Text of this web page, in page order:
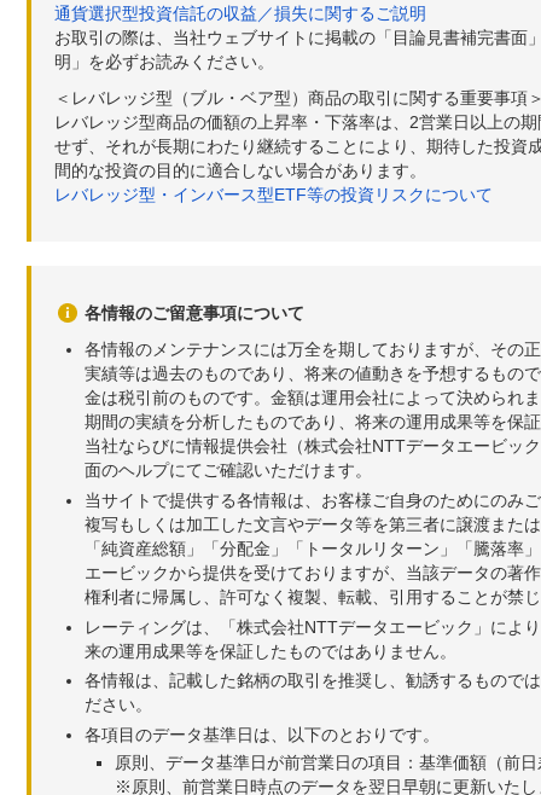
通貨選択型投資信託の収益／損失に関するご説明
お取引の際は、当社ウェブサイトに掲載の「目論見書補完書
明」を必ずお読みください。
＜レバレッジ型（ブル・ベア型）商品の取引に関する重要事項
レバレッジ型商品の価額の上昇率・下落率は、2営業日以上の
せず、それが長期にわたり継続することにより、期待した投
間的な投資の目的に適合しない場合があります。
レバレッジ型・インバース型ETF等の投資リスクについて
各情報のご留意事項について
各情報のメンテナンスには万全を期しておりますが、その
実績等は過去のものであり、将来の値動きを予想するもの
金は税引前のものです。金額は運用会社によって決められ
期間の実績を分析したものであり、将来の運用成果等を保
当社ならびに情報提供会社（株式会社NTTデータエービッ
面のヘルプにてご確認いただけます。
当サイトで提供する各情報は、お客様ご自身のためにのみ
複写もしくは加工した文言やデータ等を第三者に譲渡また
「純資産総額」「分配金」「トータルリターン」「騰落
エービックから提供を受けておりますが、当該データの著
権利者に帰属し、許可なく複製、転載、引用することが禁
レーティングは、「株式会社NTTデータエービック」によ
来の運用成果等を保証したものではありません。
各情報は、記載した銘柄の取引を推奨し、勧誘するもので
ださい。
各項目のデータ基準日は、以下のとおりです。
原則、データ基準日が前営業日の項目：基準価額（前
※原則、前営業日時点のデータを翌日早朝に更新いた